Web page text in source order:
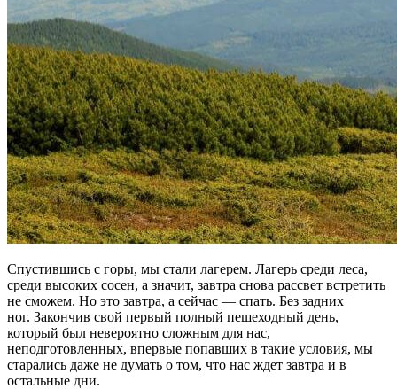
Спустившись с горы, мы стали лагерем. Лагерь среди леса,
среди высоких сосен, а значит, завтра снова рассвет встретить
не сможем. Но это завтра, а сейчас — спать. Без задних
ног. Закончив свой первый полный пешеходный день,
который был невероятно сложным для нас,
неподготовленных, впервые попавших в такие условия, мы
старались даже не думать о том, что нас ждет завтра и в
остальные дни.